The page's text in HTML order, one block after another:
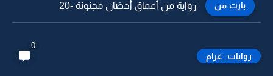
بارت من رواية من أعماق أحضان مجنونة -19
روايات_غرام
0